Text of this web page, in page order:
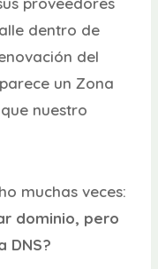
dentro de
del
un Zona
nuestro
muchas veces:
dominio, pero
DNS?